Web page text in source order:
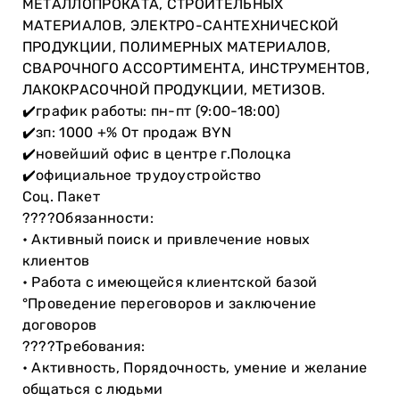
МЕТАЛЛОПРОКАТА, СТРОИТЕЛЬНЫХ
МАТЕРИАЛОВ, ЭЛЕКТРО-САНТЕХНИЧЕСКОЙ
ПРОДУКЦИИ, ПОЛИМЕРНЫХ МАТЕРИАЛОВ,
СВАРОЧНОГО АССОРТИМЕНТА, ИНСТРУМЕНТОВ,
ЛАКОКРАСОЧНОЙ ПРОДУКЦИИ, МЕТИЗОВ.
✔️график работы: пн-пт (9:00-18:00)
✔️зп: 1000 +% От продаж BYN
✔️новейший офис в центре г.Полоцка
✔️официальное трудоустройство
Соц. Пакет
????Обязанности:
• Активный поиск и привлечение новых
клиентов
• Работа с имеющейся клиентской базой
°Проведение переговоров и заключение
договоров
????Требования:
• Активность, Порядочность, умение и желание
общаться с людьми